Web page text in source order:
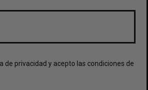
de privacidad y acepto las condiciones de